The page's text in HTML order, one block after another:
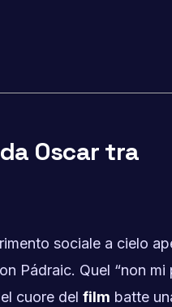
Oscar tra
sociale a cielo
Pádraic. Quel “non mi
cuore del film batte